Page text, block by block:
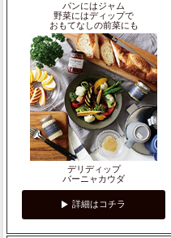
パンにはジャム
野菜にはディップで
おもてなしの前菜にも
デリディップ
バーニャカウダ
詳細はコチラ